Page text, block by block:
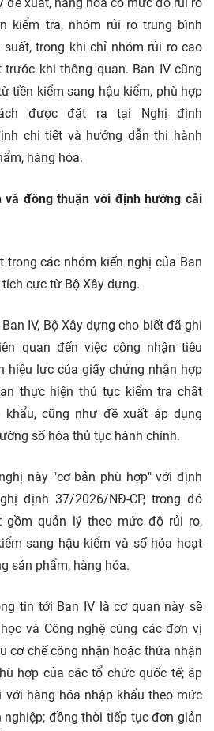
kiểm tra, nhóm rủi ro trung bình
trong khi chỉ nhóm rủi ro cao
khi thông quan. Ban IV cũng
tiền kiểm sang hậu kiểm, phù hợp
được đặt ra tại Nghị định
chi tiết và hướng dẫn thi hành
hàng hóa.
và đồng thuận với định hướng cải
trong các nhóm kiến nghị của Ban
cực từ Bộ Xây dựng.
IV, Bộ Xây dựng cho biết đã ghi
quan đến việc công nhận tiêu
hiệu lực của giấy chứng nhận hợp
thực hiện thủ tục kiểm tra chất
cũng như đề xuất áp dụng
số hóa thủ tục hành chính.
này "cơ bản phù hợp" với định
định 37/2026/NĐ-CP, trong đó
gồm quản lý theo mức độ rủi ro,
sang hậu kiểm và số hóa hoạt
sản phẩm, hàng hóa.
tin tới Ban IV là cơ quan này sẽ
và Công nghệ cùng các đơn vị
cơ chế công nhận hoặc thừa nhận
hợp của các tổ chức quốc tế; áp
hàng hóa nhập khẩu theo mức
đồng thời tiếp tục đơn giản